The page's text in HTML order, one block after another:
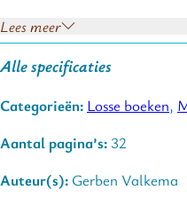
Dit stripboek van Kik is op
tot en met 8. Vanaf ca. 6,5
Onderscheiden met de
Jeugdalbum.
Lees meer
Alle specificaties
Categorieën: Losse boeken,
Aantal pagina’s: 32
Auteur(s): Gerben Valkema